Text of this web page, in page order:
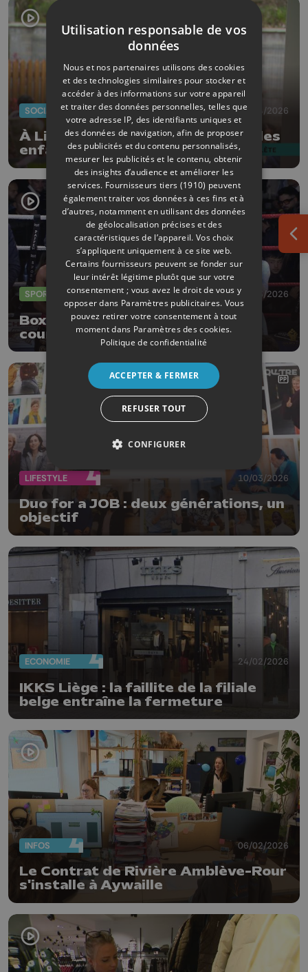
SOCIAL 14/04/2026
À Liège, une crèche qui accueille les
enfants et soutient les parents
SPORTS 30/03/2026
Boxe : une championne du monde
couronnée à Herstal !
LIFESTYLE 10/03/2026
Duo for a JOB : deux générations, un
objectif
ECONOMIE 24/02/2026
IKKS Liège : la faillite de la filiale
belge entraîne la fermeture
INFOS 06/02/2026
Le Contrat de Rivière Amblève-Rour
s'installe à Aywaille
Utilisation responsable de vos
données
Nous et nos partenaires utilisons des cookies
et des technologies similaires pour stocker et
accéder à des informations sur votre appareil
et traiter des données personnelles, telles que
votre adresse IP, des identifiants uniques et
des données de navigation, afin de proposer
des publicités et du contenu personnalisés,
mesurer les publicités et le contenu, obtenir
des insights d’audience et améliorer les
services. Fournisseurs tiers (1910) peuvent
également traiter vos données à ces fins et à
d’autres, notamment en utilisant des données
de géolocalisation précises et des
caractéristiques de l’appareil. Vos choix
s’appliquent uniquement à ce site web.
Certains fournisseurs peuvent se fonder sur
leur intérêt légitime plutôt que sur votre
consentement ; vous avez le droit de vous y
opposer dans Paramètres publicitaires. Vous
pouvez retirer votre consentement à tout
moment dans Paramètres des cookies.
Politique de confidentialité
ACCEPTER & FERMER
REFUSER TOUT
CONFIGURER